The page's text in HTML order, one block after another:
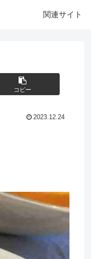
関連サイト
コピー
2023.12.24